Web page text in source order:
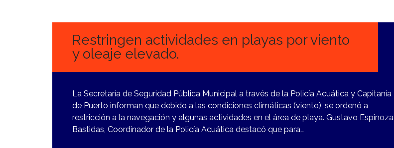
Restringen actividades en playas por viento
y oleaje elevado.
La Secretaría de Seguridad Pública Municipal a través de la Policía Acuática y Capitanía
de Puerto informan que debido a las condiciones climáticas (viento), se ordenó a
restricción a la navegación y algunas actividades en el área de playa. Gustavo Espinoza
Bastidas, Coordinador de la Policía Acuática destacó que para…